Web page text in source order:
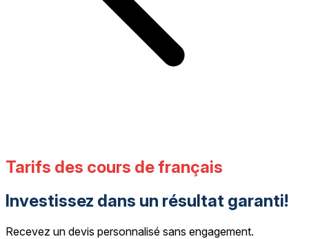
Tarifs des cours de français
Investissez dans un résultat garanti!
Recevez un devis personnalisé sans engagement.